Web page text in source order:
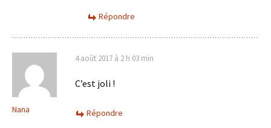
Répondre
Nana
4 août 2017 à 2 h 03 min
C’est joli !
Répondre